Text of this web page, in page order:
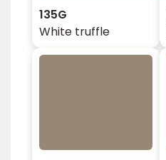
135G
White truffle